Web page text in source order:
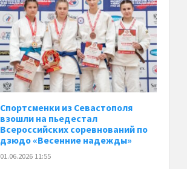
Спортсменки из Севастополя
взошли на пьедестал
Всероссийских соревнований по
дзюдо «Весенние надежды»
01.06.2026 11:55